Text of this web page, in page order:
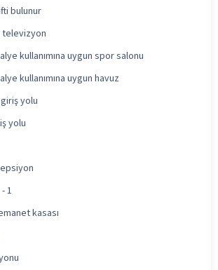
bulunur
televizyon
kullanımına uygun spor salonu
kullanımına uygun havuz
giriş yolu
yolu
1
kasası